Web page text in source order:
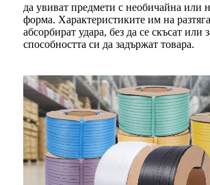
да увиват предмети с необичайна или
форма. Характеристиките им на
абсорбират удара, без да се скъсат или
способността си да задържат товара.